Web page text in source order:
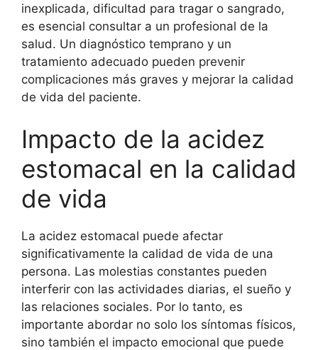
inexplicada, dificultad para tragar o sangrado,
es esencial consultar a un profesional de la
salud. Un diagnóstico temprano y un
tratamiento adecuado pueden prevenir
complicaciones más graves y mejorar la calidad
de vida del paciente.
Impacto de la acidez
estomacal en la calidad
de vida
La acidez estomacal puede afectar
significativamente la calidad de vida de una
persona. Las molestias constantes pueden
interferir con las actividades diarias, el sueño y
las relaciones sociales. Por lo tanto, es
importante abordar no solo los síntomas físicos,
sino también el impacto emocional que puede